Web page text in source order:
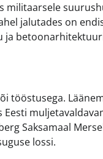
jalutades on
tööstusega.
Saksamaal
lossi.